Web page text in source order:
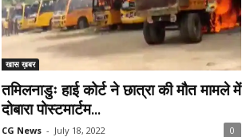
खास ख़बर
तमिलनाडुः हाई कोर्ट ने छात्रा की मौत मामले में
दोबारा पोस्टमार्टम...
CG News - July 18, 2022 0